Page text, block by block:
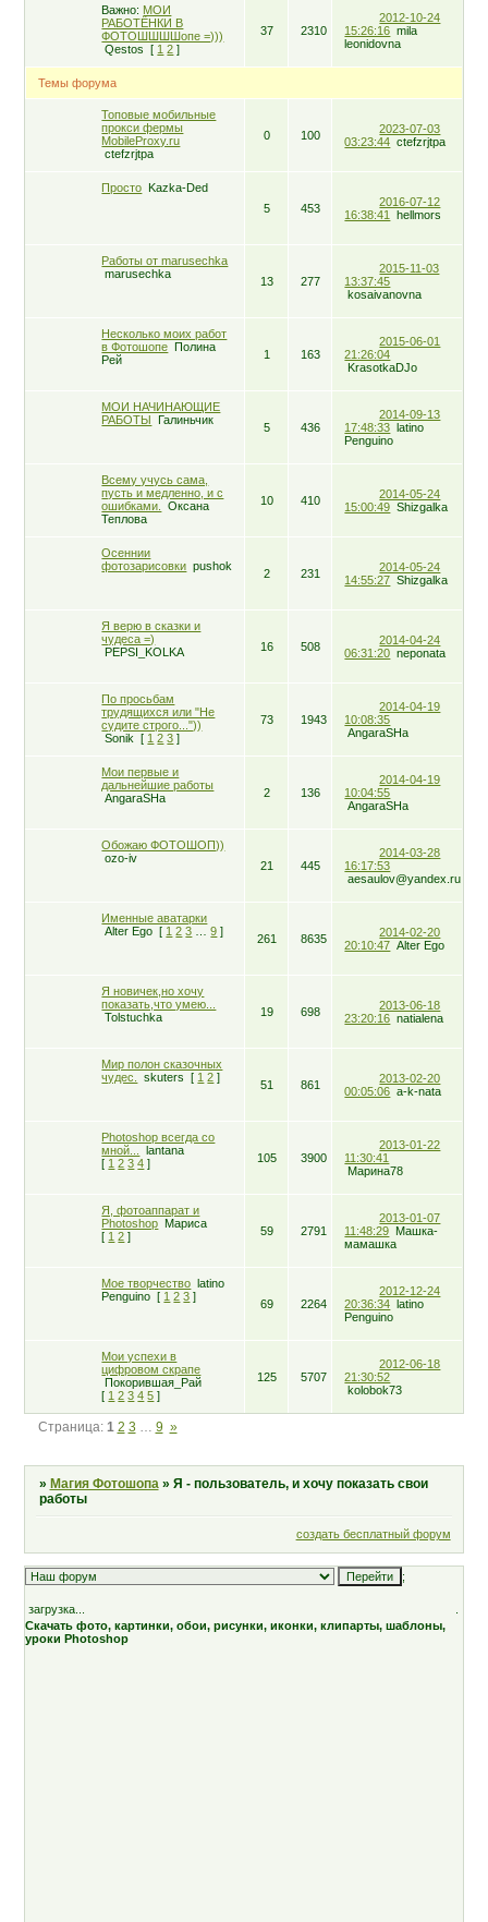
Важно: МОИ
РАБОТЁНКИ В
ФОТОШШШШопе =)))
Qestos
[ 1 2 ]
37 2310
2012-10-24
15:26:16 mila
leonidovna
Темы форума
Топовые мобильные
прокси фермы
MobileProxy.ru
ctefzrjtpa
0 100
2023-07-03
03:23:44 ctefzrjtpa
Просто Kazka-Ded
5
453
2016-07-12
16:38:41
hellmors
Работы от marusechka
marusechka
13 277
2015-11-03
13:37:45
kosaivanovna
Несколько моих работ
в Фотошопе Полина
Рей
1 163
2015-06-01
21:26:04
KrasotkaDJo
МОИ НАЧИНАЮЩИЕ
РАБОТЫ
Галиньчик
5 436
2014-09-13
17:48:33 latino
Penguino
Всему учусь сама,
пусть и медленно, и с
ошибками.
Оксана
Теплова
10 410
2014-05-24
15:00:49 Shizgalka
Осеннии
фотозарисовки pushok
2 231
2014-05-24
14:55:27 Shizgalka
Я верю в сказки и
чудеса =)
PEPSI_KOLKA
16 508
2014-04-24
06:31:20 neponata
По просьбам
трудящихся или "Не
судите строго..."))
Sоnіk
[ 1 2 3 ]
73 1943
2014-04-19
10:08:35
AngaraSHa
Мои первые и
дальнейшие работы
AngaraSHa
2 136
2014-04-19
10:04:55
AngaraSHa
Обожаю ФОТОШОП))
ozo-iv
21 445
2014-03-28
16:17:53
aesaulov@yandex.ru
Именные аватарки
Alter Ego [ 1 2 3 9 ]
261 8635
2014-02-20
20:10:47 Alter Ego
Я новичек,но хочу
показать,что умею...
Tolstuchka
19 698
2013-06-18
23:20:16 natialena
Мир полон сказочных
чудес.
skuters [ 1 2 ]
51 861
2013-02-20
00:05:06 a-k-nata
Photoshop всегда со
мной...
lantana
[ 1 2 3 4 ] 105 3900
2013-01-22
11:30:41
Марина78
Я, фотоаппарат и
Photoshop Мариса
[ 1 2 ] 59 2791
2013-01-07
11:48:29 Машка-
мамашка
Мое творчество latino
Penguino [ 1 2 3 ]
69 2264
2012-12-24
20:36:34 latino
Penguino
Мои успехи в
цифровом скрапе
Покорившая_Рай
[ 1 2 3 4 5 ]
125 5707
2012-06-18
21:30:52
kolobok73
Страница: 1 2 3 9 »
» Магия Фотошопа » Я - пользователь, и хочу показать свои
работы
создать бесплатный форум
;
загрузка...
Скачать фото, картинки, обои, рисунки, иконки, клипарты, шаблоны,
уроки Photoshop